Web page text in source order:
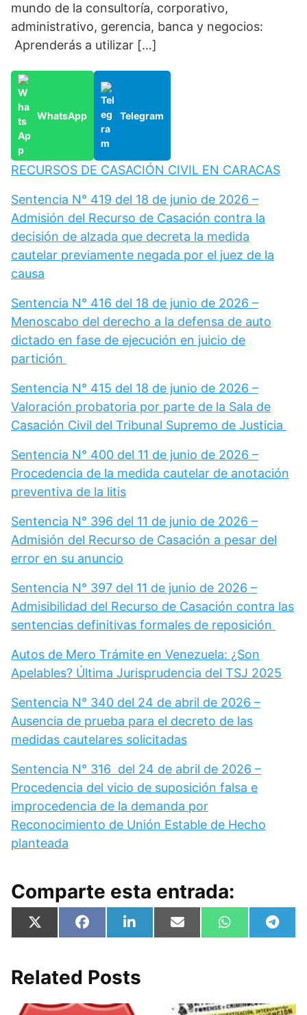
mundo de la consultoría, corporativo,
administrativo, gerencia, banca y negocios:
Aprenderás a utilizar […]
WhatsApp Telegram
RECURSOS DE CASACIÓN CIVIL EN CARACAS
Sentencia N° 419 del 18 de junio de 2026 –
Admisión del Recurso de Casación contra la
decisión de alzada que decreta la medida
cautelar previamente negada por el juez de la
causa
Sentencia N° 416 del 18 de junio de 2026 –
Menoscabo del derecho a la defensa de auto
dictado en fase de ejecución en juicio de
partición
Sentencia N° 415 del 18 de junio de 2026 –
Valoración probatoria por parte de la Sala de
Casación Civil del Tribunal Supremo de Justicia
Sentencia N° 400 del 11 de junio de 2026 –
Procedencia de la medida cautelar de anotación
preventiva de la litis
Sentencia N° 396 del 11 de junio de 2026 –
Admisión del Recurso de Casación a pesar del
error en su anuncio
Sentencia N° 397 del 11 de junio de 2026 –
Admisibilidad del Recurso de Casación contra las
sentencias definitivas formales de reposición
Autos de Mero Trámite en Venezuela: ¿Son
Apelables? Última Jurisprudencia del TSJ 2025
Sentencia N° 340 del 24 de abril de 2026 –
Ausencia de prueba para el decreto de las
medidas cautelares solicitadas
Sentencia N° 316 del 24 de abril de 2026 –
Procedencia del vicio de suposición falsa e
improcedencia de la demanda por
Reconocimiento de Unión Estable de Hecho
planteada
Comparte esta entrada:
Compartir
en
X
(
i
t
e
Compartir
en
F
a
b
o
k
Compartir
en
L
i
e
d
Compartir
en
E
m
Compartir
en
W
h
p
en
T
e
m
Related Posts